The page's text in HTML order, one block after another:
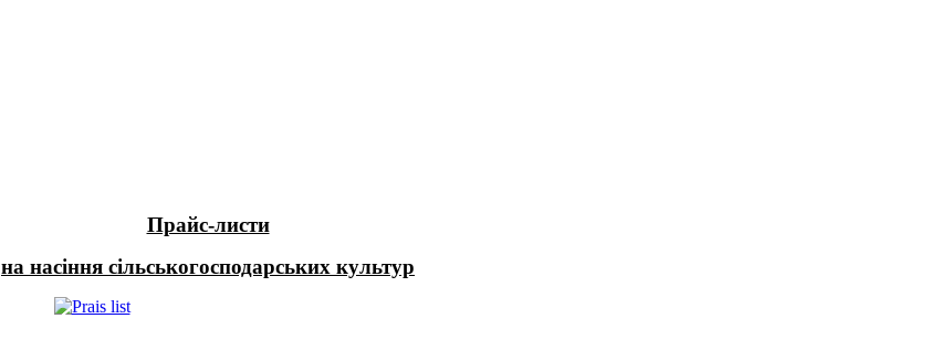
Прайс-листи
на насіння сільськогосподарських культур